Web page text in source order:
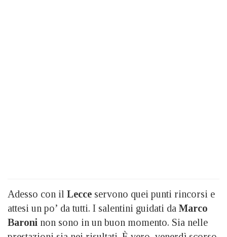
Adesso con il Lecce servono quei punti rincorsi e
attesi un po’ da tutti. I salentini guidati da Marco
Baroni non sono in un buon momento. Sia nelle